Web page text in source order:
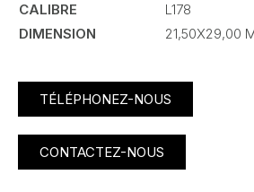
CALIBRE
L178
DIMENSION
21,50X29,00
TÉLÉPHONEZ-NOUS
CONTACTEZ-NOUS